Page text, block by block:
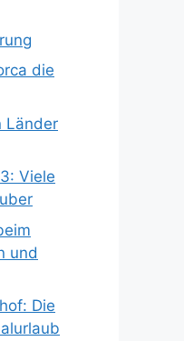
die
Länder
Viele
und
Die